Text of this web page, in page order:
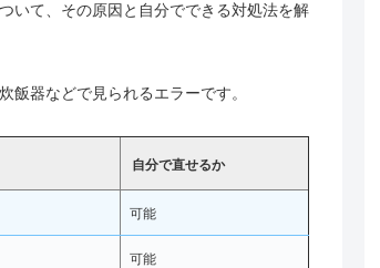
いて、その原因と自分でできる対処法を解
飯器などで見られるエラーです。
自分で直せるか
可能
可能